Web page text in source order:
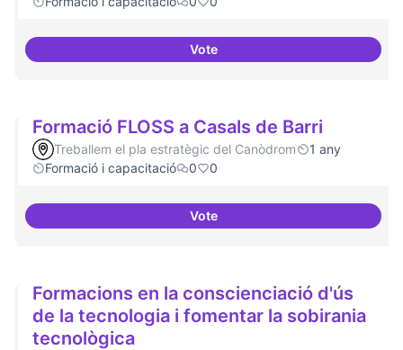
VoteEspai acompanyament periòdic
Formació FLOSS a Casals de Barri
Treballem el pla estratègic del Canòdrom
1 any
Formació i capacitació
0 0
VoteFormació FLOSS a Casals de
Formacions en la conscienciació d'ús
de la tecnologia i fomentar la sobirania
tecnològica